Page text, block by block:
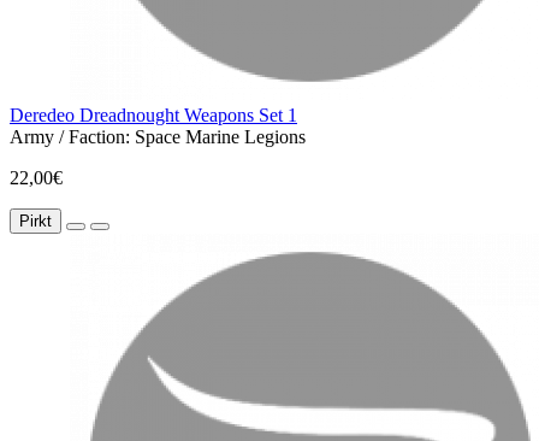
Deredeo Dreadnought Weapons Set 1
Army / Faction: Space Marine Legions
22,00€
Pirkt